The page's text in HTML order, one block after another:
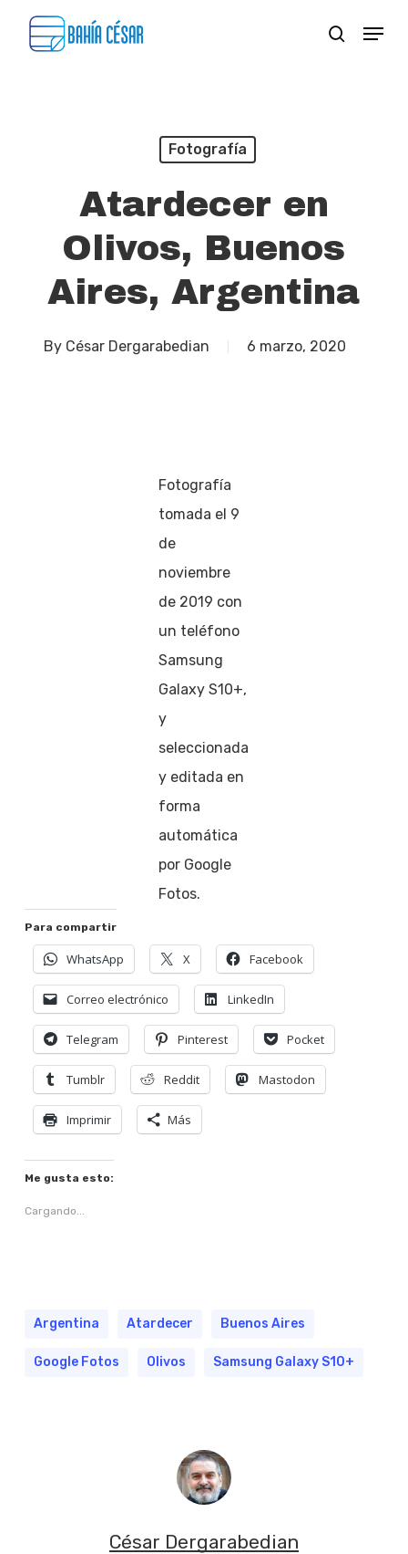
search
Menu
Fotografía
Atardecer en
Olivos, Buenos
Aires, Argentina
By César Dergarabedian 6 marzo, 2020
Fotografía
tomada el 9
de
noviembre
de 2019 con
un teléfono
Samsung
Galaxy S10+,
y
seleccionada
y editada en
forma
automática
por Google
Fotos.
Para compartir
WhatsApp X Facebook
Correo electrónico LinkedIn
Telegram Pinterest Pocket
Tumblr Reddit Mastodon
Imprimir Más
Me gusta esto:
Cargando...
Argentina Atardecer Buenos Aires
Google Fotos Olivos Samsung Galaxy S10+
César Dergarabedian